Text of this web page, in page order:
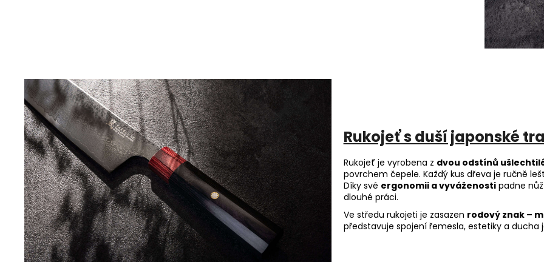
Rukojeť s duší japonské
Rukojeť je vyrobena z dvou odstínů
povrchem čepele. Každý kus dřeva je ručně
Díky své ergonomii a vyváženostipadne nůž
dlouhé práci.
Ve středu rukojeti je zasazen rodový znak –
představuje spojení řemesla, estetiky a ducha